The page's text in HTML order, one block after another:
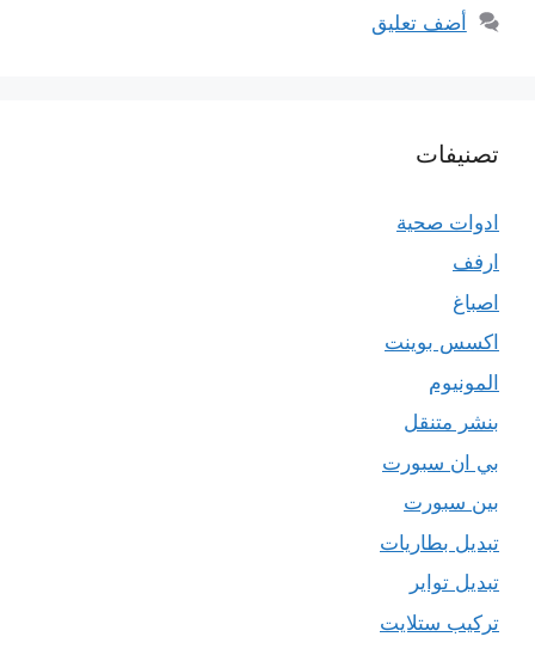
أضف تعليق
تصنيفات
ادوات صحية
ارفف
اصباغ
اكسس بوينت
المونيوم
بنشر متنقل
بي ان سبورت
بين سبورت
تبديل بطاريات
تبديل تواير
تركيب ستلايت